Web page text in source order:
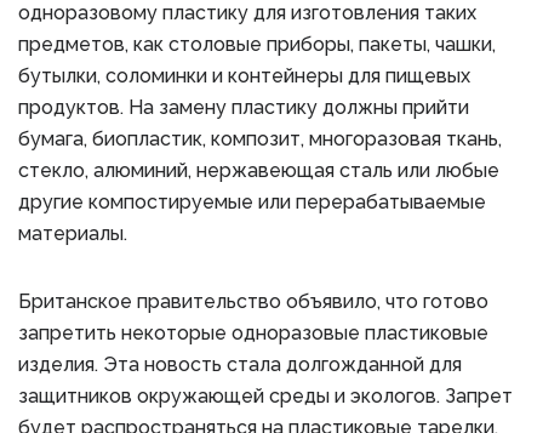
одноразовому пластику для изготовления таких
предметов, как столовые приборы, пакеты, чашки,
бутылки, соломинки и контейнеры для пищевых
продуктов. На замену пластику должны прийти
бумага, биопластик, композит, многоразовая ткань,
стекло, алюминий, нержавеющая сталь или любые
другие компостируемые или перерабатываемые
материалы.
Британское правительство объявило, что готово
запретить некоторые одноразовые пластиковые
изделия. Эта новость стала долгожданной для
защитников окружающей среды и экологов. Запрет
будет распространяться на пластиковые тарелки,